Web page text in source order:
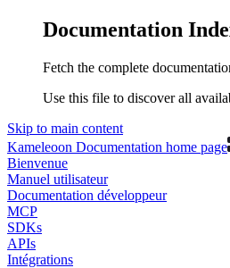
Documentation
Fetch the complete
Use this file to discover all
Skip to main content
Kameleoon Documentation home page
Bienvenue
Manuel utilisateur
Documentation développeur
MCP
SDKs
APIs
Intégrations